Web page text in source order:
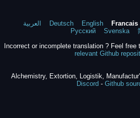
العربية Deutsch English Francais
Русский
Svenska
Incorrect or incomplete translation ? Feel free
relevant Github
Alchemistry, Extortion, Logistik,
Discord - Github